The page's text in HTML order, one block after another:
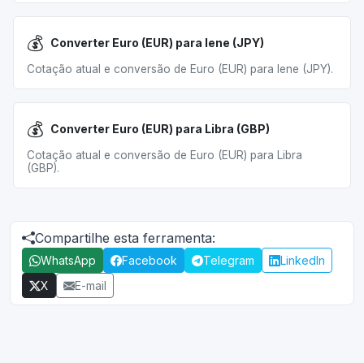
💰 Converter Euro (EUR) para Iene (JPY)
Cotação atual e conversão de Euro (EUR) para Iene (JPY).
💰 Converter Euro (EUR) para Libra (GBP)
Cotação atual e conversão de Euro (EUR) para Libra
(GBP).
Compartilhe esta ferramenta:
WhatsApp Facebook Telegram
LinkedIn
X
E-mail